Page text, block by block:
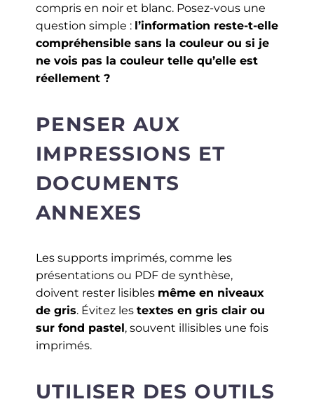
compris en noir et blanc. Posez-vous une
question simple : l’information reste-t-elle
compréhensible sans la couleur ou si je
ne vois pas la couleur telle qu’elle est
réellement ?
PENSER AUX
IMPRESSIONS ET
DOCUMENTS
ANNEXES
Les supports imprimés, comme les
présentations ou PDF de synthèse,
doivent rester lisibles même en niveaux
de gris. Évitez les textes en gris clair ou
sur fond pastel, souvent illisibles une fois
imprimés.
UTILISER DES OUTILS